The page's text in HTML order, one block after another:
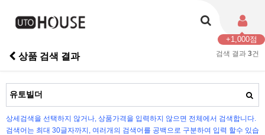
+1,000점
상품 검색 결과 검색 결과 3건
상세검색을 선택하지 않거나, 상품가격을 입력하지 않으면 전체에서 검색합니다.
검색어는 최대 30글자까지, 여러개의 검색어를 공백으로 구분하여 입력 할수 있습